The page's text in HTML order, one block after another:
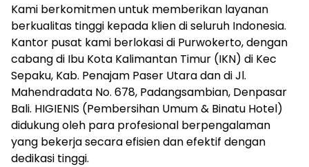
Kami berkomitmen untuk memberikan layanan
berkualitas tinggi kepada klien di seluruh Indonesia.
Kantor pusat kami berlokasi di Purwokerto, dengan
cabang di Ibu Kota Kalimantan Timur (IKN) di Kec
Sepaku, Kab. Penajam Paser Utara dan di Jl.
Mahendradata No. 678, Padangsambian, Denpasar
Bali. HIGIENIS (Pembersihan Umum & Binatu Hotel)
didukung oleh para profesional berpengalaman
yang bekerja secara efisien dan efektif dengan
dedikasi tinggi.